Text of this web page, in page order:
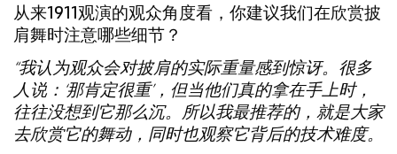
从来1911观演的观众角度看，你建议我们在欣赏披
肩舞时注意哪些细节？
“我认为观众会对披肩的实际重量感到惊讶。很多
人说：‘那肯定很重’，但当他们真的拿在手上时，
往往没想到它那么沉。所以我最推荐的，就是大家
去欣赏它的舞动，同时也观察它背后的技术难度。